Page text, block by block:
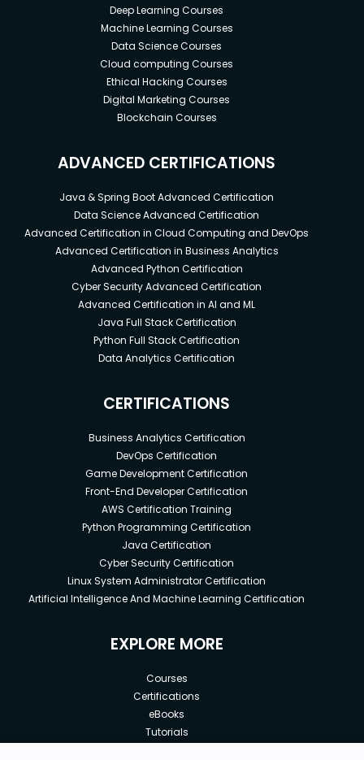
Deep Learning Courses
Machine Learning Courses
Data Science Courses
Cloud computing Courses
Ethical Hacking Courses
Digital Marketing Courses
Blockchain Courses
ADVANCED CERTIFICATIONS
Java & Spring Boot Advanced Certification
Data Science Advanced Certification
Advanced Certification in Cloud Computing and DevOps
Advanced Certification in Business Analytics
Advanced Python Certification
Cyber Security Advanced Certification
Advanced Certification in AI and ML
Java Full Stack Certification
Python Full Stack Certification
Data Analytics Certification
CERTIFICATIONS
Business Analytics Certification
DevOps Certification
Game Development Certification
Front-End Developer Certification
AWS Certification Training
Python Programming Certification
Java Certification
Cyber Security Certification
Linux System Administrator Certification
Artificial Intelligence And Machine Learning Certification
EXPLORE MORE
Courses
Certifications
eBooks
Tutorials